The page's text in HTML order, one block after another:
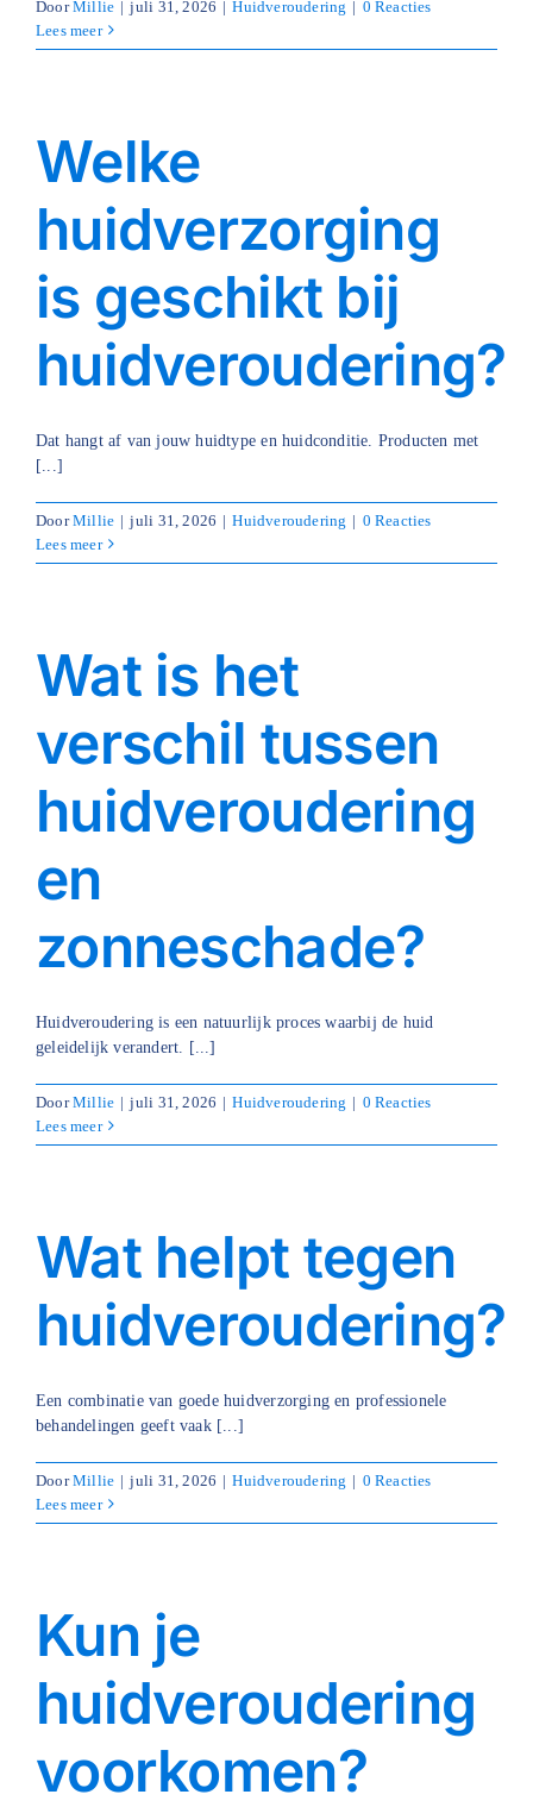
DoorMillie | juli 31, 2026 | Huidveroudering | 0 Reacties
Lees meer
Welke
huidverzorging
is geschikt bij
huidveroudering?
Dat hangt af van jouw huidtype en huidconditie. Producten met
[...]
DoorMillie | juli 31, 2026 | Huidveroudering | 0 Reacties
Lees meer
Wat is het
verschil tussen
huidveroudering
en
zonneschade?
Huidveroudering is een natuurlijk proces waarbij de huid
geleidelijk verandert. [...]
DoorMillie | juli 31, 2026 | Huidveroudering | 0 Reacties
Lees meer
Wat helpt tegen
huidveroudering?
Een combinatie van goede huidverzorging en professionele
behandelingen geeft vaak [...]
DoorMillie | juli 31, 2026 | Huidveroudering | 0 Reacties
Lees meer
Kun je
huidveroudering
voorkomen?